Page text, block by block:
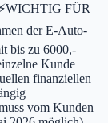
FÜR
der E-Auto-
bis zu 6000,-
Kunde
finanziellen
vom Kunden